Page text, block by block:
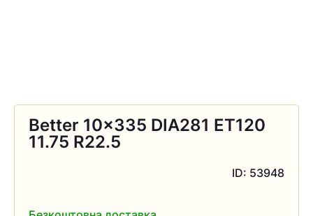
Better 10×335 DIA281 ЕТ120
11.75 R22.5
ID: 53948